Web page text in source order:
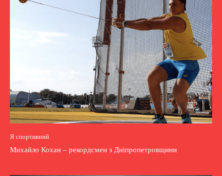
Я спортивний
Михайло Кохан – рекордсмен з Дніпропетровщини